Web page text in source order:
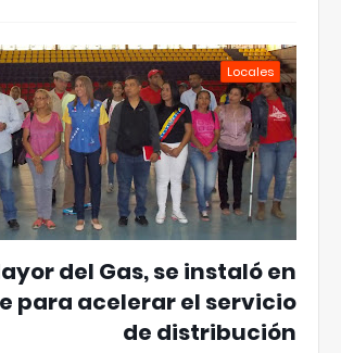
Locales
del Gas, se instaló en
para acelerar el servicio
de distribución